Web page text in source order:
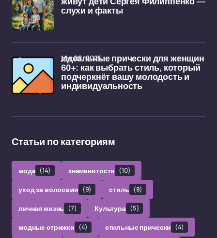
слухи и факты
Идеальные прически для женщин
60+: как выбрать стиль, который
подчеркнёт вашу молодость и
индивидуальность
дек 08, 2025
Статьи по категориям
мода (14) знаменитости (10)
уход за волосами (9) стиль (8)
личная жизнь (7) Культура (5)
модные стрижки (4) стильные прически (4)